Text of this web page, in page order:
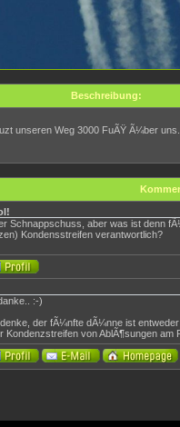
Beschreibung:
unseren Weg 3000 FuÃŸ Ã¼ber
Schnappschuss, aber was ist denn
Kondensstreifen verantwortlich?
:-)
der fÃ¼nfte dÃ¼nne ist
Kondenzstreifen von AblÃ¶sungen am